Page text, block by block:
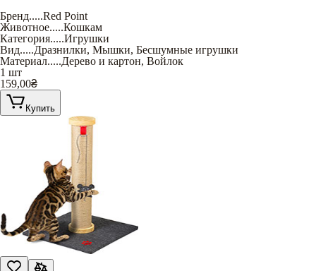
Бренд.....Red Point
Животное.....Кошкам
Категория.....Игрушки
Вид.....Дразнилки, Мышки, Бесшумные игрушки
Материал.....Дерево и картон, Войлок
1 шт
159,00₴
Купить